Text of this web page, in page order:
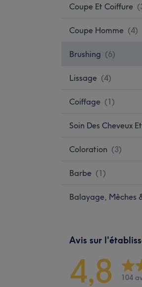
Coupe Et Coiffure (
Coupe Homme (4)
Brushing (6)
Lissage (4)
Coiffage (1)
Soin Des Cheveux
Coloration (3)
Barbe (1)
Balayage, Mèches
Avis sur
4,8 104